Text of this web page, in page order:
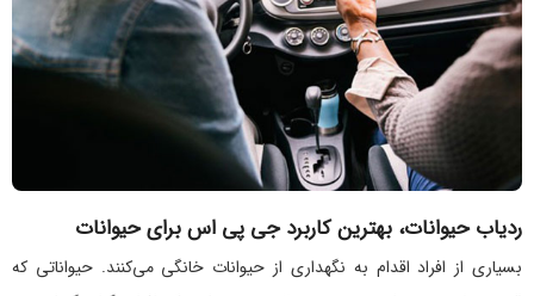
ردیاب حیوانات، بهترین کاربرد جی پی اس برای حیوانات
بسیاری از افراد اقدام به نگهداری از حیوانات خانگی می‌کنند. حیواناتی که